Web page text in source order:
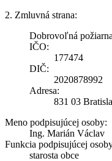
2. Zmluvná strana:
Dobrovoľná
IČO:
177474
DIČ:
2020878992
Adresa:
831 03
Meno podpisujúcej osoby:
Ing. Marián Václav
Funkcia podpisujúcej
starosta obce